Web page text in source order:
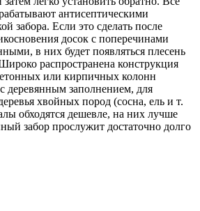
антисептическими
забора. Если это сделать после
досок с поперечинами
в них будет появляться плесень
распространена конструкция
или кирпичных колонн
деревянным заполнением, для
хвойных пород (сосна, ель и т.
обходятся дешевле, на них лучше
забор прослужит достаточно долго